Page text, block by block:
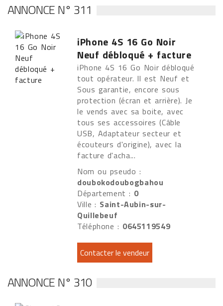
ANNONCE N° 311
iPhone 4S 16 Go Noir
Neuf débloqué + facture
iPhone 4S 16 Go Noir débloqué
tout opérateur. Il est Neuf et
Sous garantie, encore sous
protection (écran et arrière). Je
le vends avec sa boite, avec
tous ses accessoires (Câble
USB, Adaptateur secteur et
écouteurs d'origine), avec la
facture d'acha...
Nom ou pseudo :
doubokodoubogbahou
Département : 0
Ville : Saint-Aubin-sur-
Quillebeuf
Téléphone : 0645119549
ANNONCE N° 310